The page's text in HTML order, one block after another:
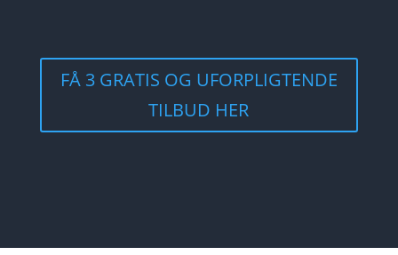
FÅ 3 GRATIS OG UFORPLIGTENDE
TILBUD HER